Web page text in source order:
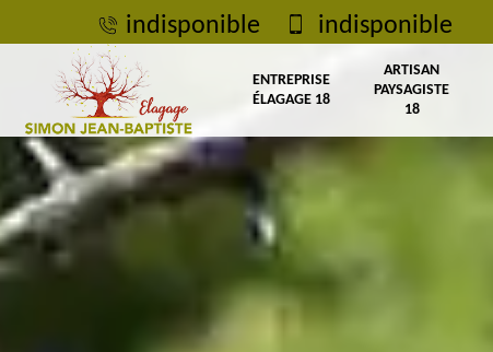
indisponible indisponible
ENTREPRISE
ÉLAGAGE 18
ARTISAN
PAYSAGISTE
18